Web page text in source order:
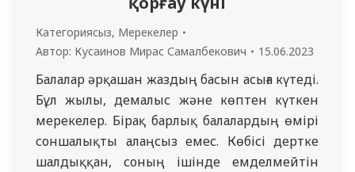
Категориясыз, Мерекелер
Автор: Кусаинов Мирас Самалбекович 15.06.2023
Балалар әрқашан жаздың басын асыға күтеді.
Бұл жылы, демалыс және көптен күткен
мерекелер. Бірақ барлық балалардың өмірі
соншалықты алаңсыз емес. Көбісі дертке
шалдыққан, соның ішінде емделмейтін